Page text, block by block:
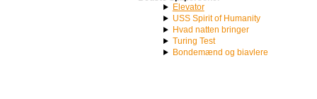
Elevator
USS Spirit of Humanity
Hvad natten bringer
Turing Test
Bondemænd og biavlere